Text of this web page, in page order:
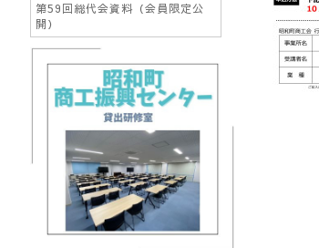
第59回総代会資料（会員限定公
開）